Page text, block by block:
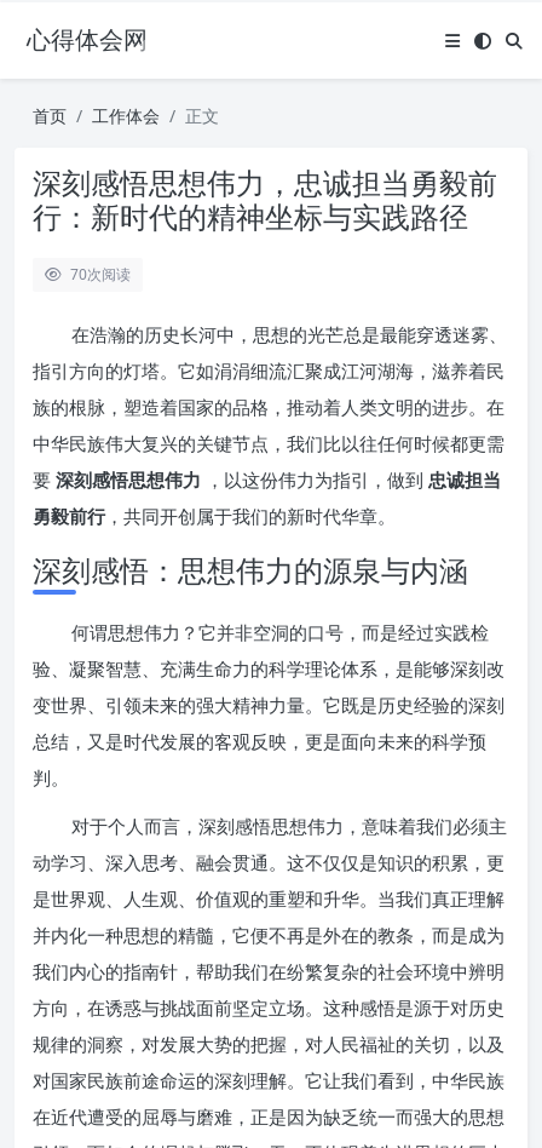
心得体会网
首页 工作体会 正文
深刻感悟思想伟力，忠诚担当勇毅前
行：新时代的精神坐标与实践路径
70次阅读
在浩瀚的历史长河中，思想的光芒总是最能穿透迷雾、
指引方向的灯塔。它如涓涓细流汇聚成江河湖海，滋养着民
族的根脉，塑造着国家的品格，推动着人类文明的进步。在
中华民族伟大复兴的关键节点，我们比以往任何时候都更需
要 深刻感悟思想伟力 ，以这份伟力为指引，做到 忠诚担当
勇毅前行，共同开创属于我们的新时代华章。
深刻感悟：思想伟力的源泉与内涵
何谓思想伟力？它并非空洞的口号，而是经过实践检
验、凝聚智慧、充满生命力的科学理论体系，是能够深刻改
变世界、引领未来的强大精神力量。它既是历史经验的深刻
总结，又是时代发展的客观反映，更是面向未来的科学预
判。
对于个人而言，深刻感悟思想伟力，意味着我们必须主
动学习、深入思考、融会贯通。这不仅仅是知识的积累，更
是世界观、人生观、价值观的重塑和升华。当我们真正理解
并内化一种思想的精髓，它便不再是外在的教条，而是成为
我们内心的指南针，帮助我们在纷繁复杂的社会环境中辨明
方向，在诱惑与挑战面前坚定立场。这种感悟是源于对历史
规律的洞察，对发展大势的把握，对人民福祉的关切，以及
对国家民族前途命运的深刻理解。它让我们看到，中华民族
在近代遭受的屈辱与磨难，正是因为缺乏统一而强大的思想